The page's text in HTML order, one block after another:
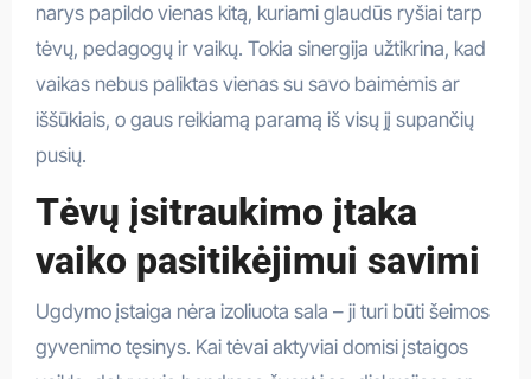
narys papildo vienas kitą, kuriami glaudūs ryšiai tarp
tėvų, pedagogų ir vaikų. Tokia sinergija užtikrina, kad
vaikas nebus paliktas vienas su savo baimėmis ar
iššūkiais, o gaus reikiamą paramą iš visų jį supančių
pusių.
Tėvų įsitraukimo įtaka
vaiko pasitikėjimui savimi
Ugdymo įstaiga nėra izoliuota sala – ji turi būti šeimos
gyvenimo tęsinys. Kai tėvai aktyviai domisi įstaigos